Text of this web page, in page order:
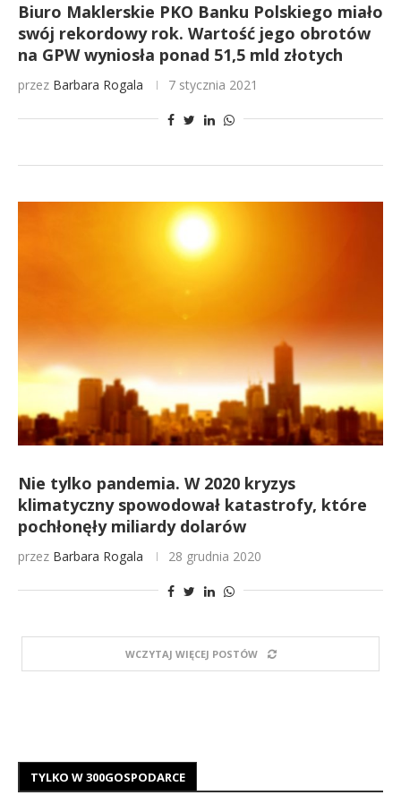
Biuro Maklerskie PKO Banku Polskiego miało
swój rekordowy rok. Wartość jego obrotów
na GPW wyniosła ponad 51,5 mld złotych
przez Barbara Rogala 7 stycznia 2021
Nie tylko pandemia. W 2020 kryzys
klimatyczny spowodował katastrofy, które
pochłonęły miliardy dolarów
przez Barbara Rogala 28 grudnia 2020
WCZYTAJ WIĘCEJ POSTÓW
TYLKO W 300GOSPODARCE